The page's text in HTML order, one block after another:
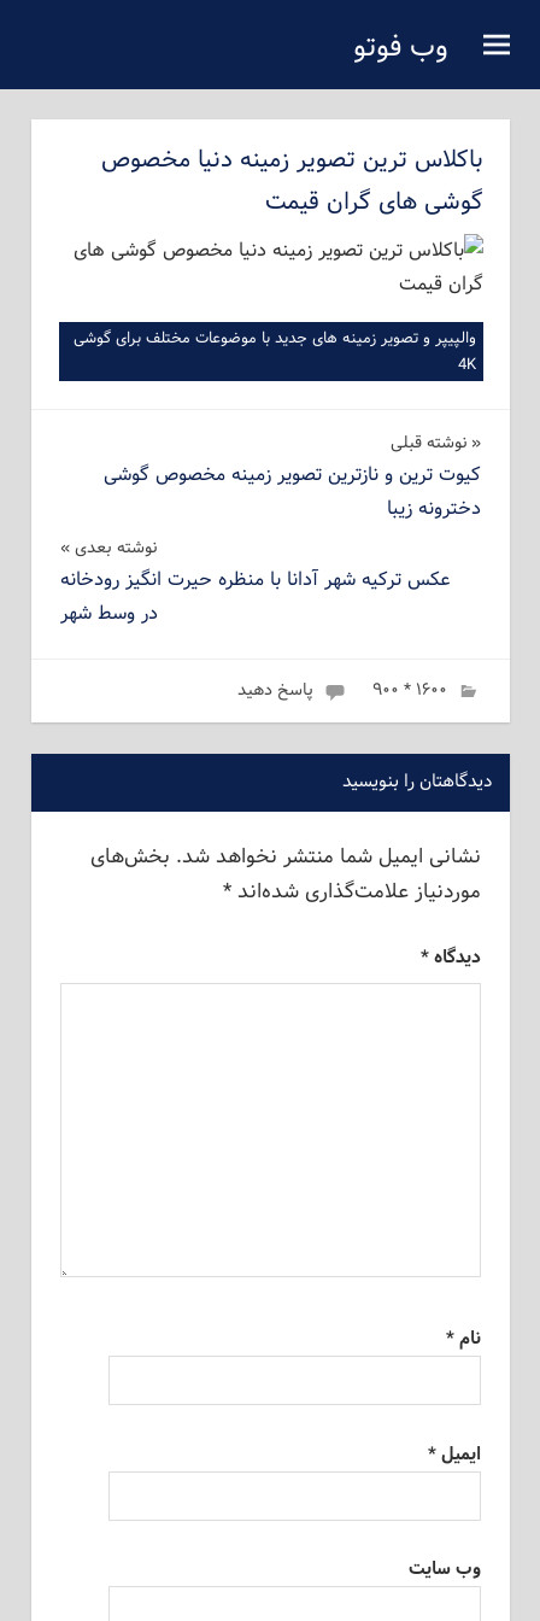
محتوای
اصلی
وب فوتو
باکلاس ترین تصویر زمینه دنیا مخصوص
گوشی های گران قیمت
والپیپر و تصویر زمینه های جدید با موضوعات مختلف برای گوشی
4K
راهبری
نوشته
نوشته‌ قبلی
کیوت ترین و نازترین تصویر زمینه مخصوص گوشی
دخترونه زیبا
نوشته بعدی
عکس ترکیه شهر آدانا با منظره حیرت انگیز رودخانه
در وسط شهر
مارس 10, 2023
admin
۱۶۰۰ * ۹۰۰ پاسخ دهید
دیدگاهتان را بنویسید
نشانی ایمیل شما منتشر نخواهد شد. بخش‌های
موردنیاز علامت‌گذاری شده‌اند*
دیدگاه*
نام*
ایمیل*
وب‌ سایت